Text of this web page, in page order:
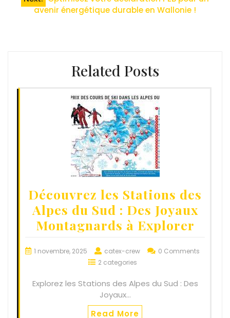
avenir énergétique durable en Wallonie !
Related Posts
Découvrez les Stations des
Alpes du Sud : Des Joyaux
Montagnards à Explorer
1 novembre, 2025 catex-crew
0 Comments
2 categories
Explorez les Stations des Alpes du Sud : Des
Joyaux…
Read More